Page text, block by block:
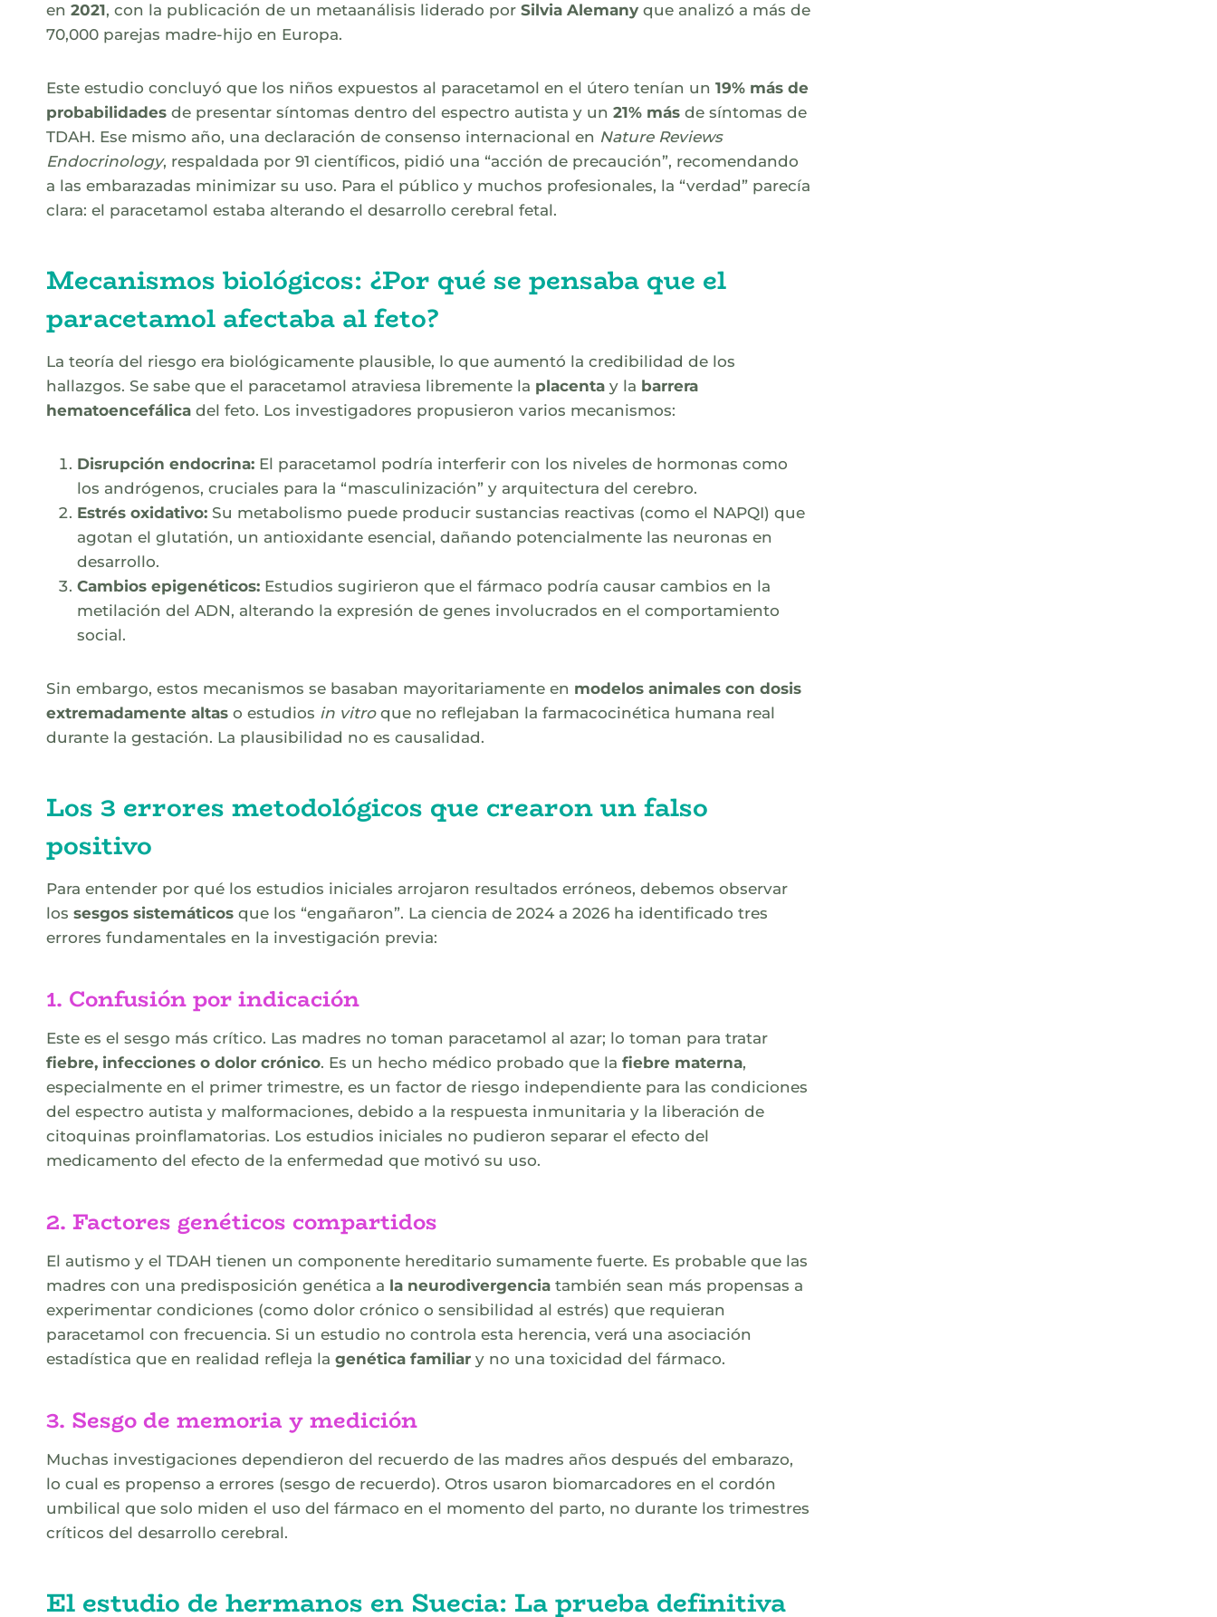
en 2021, con la publicación de un metaanálisis liderado por Silvia Alemany que analizó a más de
70,000 parejas madre-hijo en Europa.
Este estudio concluyó que los niños expuestos al paracetamol en el útero tenían un 19% más de
probabilidades de presentar síntomas dentro del espectro autista y un 21% más de síntomas de
TDAH. Ese mismo año, una declaración de consenso internacional en Nature Reviews
Endocrinology, respaldada por 91 científicos, pidió una “acción de precaución”, recomendando
a las embarazadas minimizar su uso. Para el público y muchos profesionales, la “verdad” parecía
clara: el paracetamol estaba alterando el desarrollo cerebral fetal.
Mecanismos biológicos: ¿Por qué se pensaba que el
paracetamol afectaba al feto?
La teoría del riesgo era biológicamente plausible, lo que aumentó la credibilidad de los
hallazgos. Se sabe que el paracetamol atraviesa libremente la placenta y la barrera
hematoencefálica del feto. Los investigadores propusieron varios mecanismos:
Disrupción endocrina: El paracetamol podría interferir con los niveles de hormonas como
los andrógenos, cruciales para la “masculinización” y arquitectura del cerebro.
Estrés oxidativo: Su metabolismo puede producir sustancias reactivas (como el NAPQI) que
agotan el glutatión, un antioxidante esencial, dañando potencialmente las neuronas en
desarrollo.
Cambios epigenéticos: Estudios sugirieron que el fármaco podría causar cambios en la
metilación del ADN, alterando la expresión de genes involucrados en el comportamiento
social.
Sin embargo, estos mecanismos se basaban mayoritariamente en modelos animales con dosis
extremadamente altas o estudios in vitroque no reflejaban la farmacocinética humana real
durante la gestación. La plausibilidad no es causalidad.
Los 3 errores metodológicos que crearon un falso
positivo
Para entender por qué los estudios iniciales arrojaron resultados erróneos, debemos observar
los sesgos sistemáticos que los “engañaron”. La ciencia de 2024 a 2026 ha identificado tres
errores fundamentales en la investigación previa:
1. Confusión por indicación
Este es el sesgo más crítico. Las madres no toman paracetamol al azar; lo toman para tratar
fiebre, infecciones o dolor crónico. Es un hecho médico probado que la fiebre materna,
especialmente en el primer trimestre, es un factor de riesgo independiente para las condiciones
del espectro autista y malformaciones, debido a la respuesta inmunitaria y la liberación de
citoquinas proinflamatorias. Los estudios iniciales no pudieron separar el efecto del
medicamento del efecto de la enfermedad que motivó su uso.
2. Factores genéticos compartidos
El autismo y el TDAH tienen un componente hereditario sumamente fuerte. Es probable que las
madres con una predisposición genética a la neurodivergencia también sean más propensas a
experimentar condiciones (como dolor crónico o sensibilidad al estrés) que requieran
paracetamol con frecuencia. Si un estudio no controla esta herencia, verá una asociación
estadística que en realidad refleja la genética familiar y no una toxicidad del fármaco.
3. Sesgo de memoria y medición
Muchas investigaciones dependieron del recuerdo de las madres años después del embarazo,
lo cual es propenso a errores (sesgo de recuerdo). Otros usaron biomarcadores en el cordón
umbilical que solo miden el uso del fármaco en el momento del parto, no durante los trimestres
críticos del desarrollo cerebral.
El estudio de hermanos en Suecia: La prueba definitiva